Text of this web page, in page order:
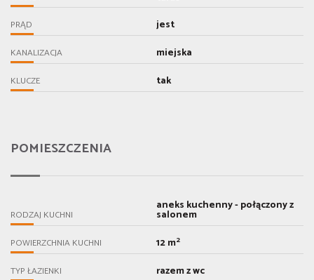
PRĄD jest
KANALIZACJA miejska
KLUCZE tak
POMIESZCZENIA
RODZAJ KUCHNI
aneks kuchenny - połączony z
salonem
POWIERZCHNIA KUCHNI 12 m2
TYP ŁAZIENKI razem z wc